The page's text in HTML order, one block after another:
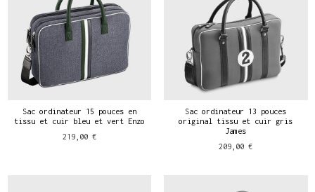
Sac ordinateur 15 pouces en
tissu et cuir bleu et vert Enzo
219,00 €
Sac ordinateur 13 pouces
original tissu et cuir gris
James
209,00 €